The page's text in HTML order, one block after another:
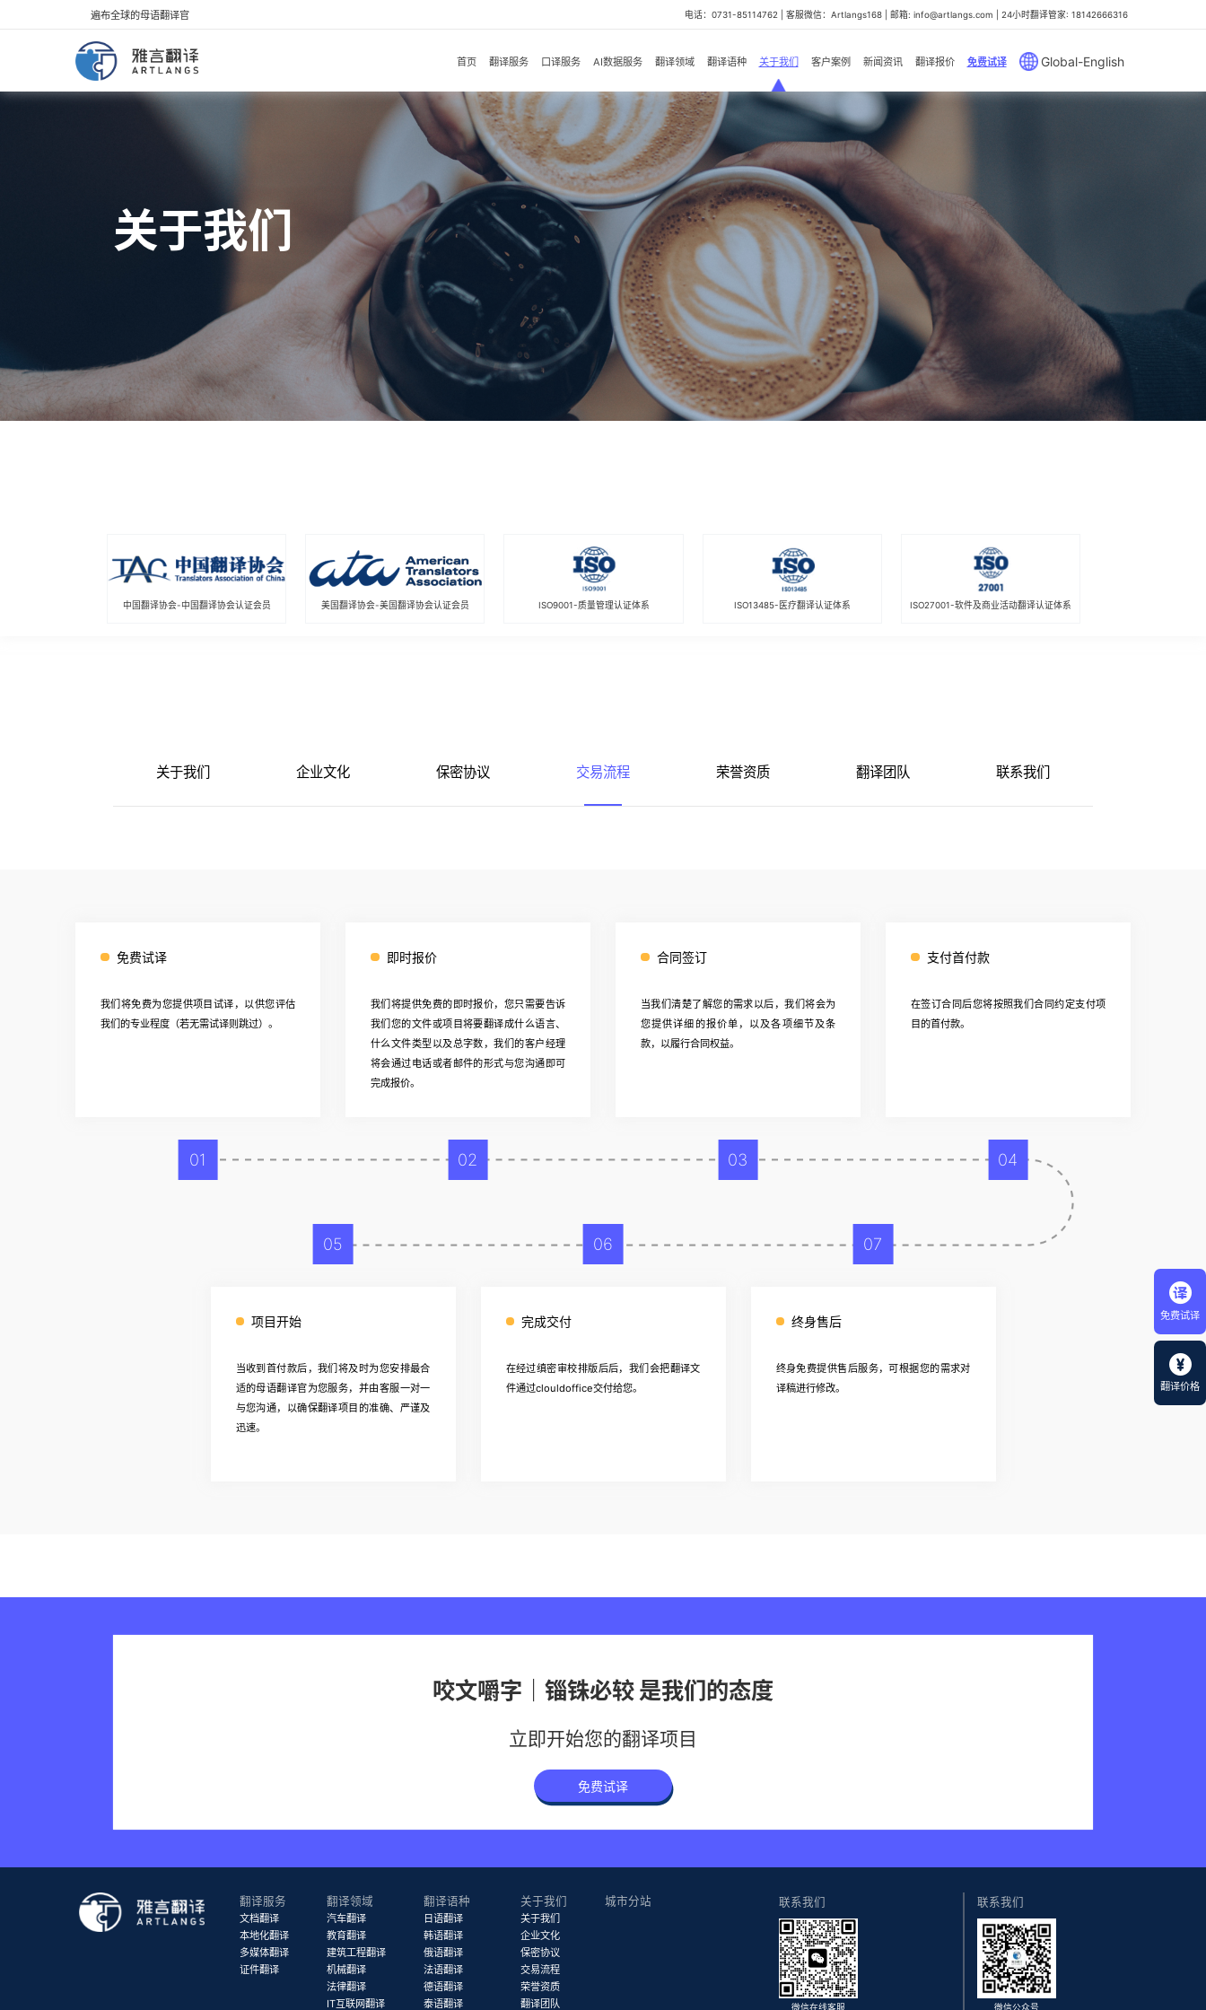
免费试译
翻译价格
遍布全球的母语翻译官 电话：0731-85114762 | 客服微信：Artlangs168 | 邮箱: info@artlangs.com | 24小时翻译管家: 18142666316
首页 翻译服务 口译服务 AI数据服务 翻译领域 翻译语种 关于我们 客户案例 新闻资讯 翻译报价 免费试译 Global-English
关于我们
中国翻译协会-中国翻译协会认证会员 美国翻译协会-美国翻译协会认证会员 ISO9001-质量管理认证体系 ISO13485-医疗翻译认证体系 ISO27001-软件及商业活动翻译认证体系
关于我们 企业文化 保密协议 交易流程 荣誉资质 翻译团队 联系我们
免费试译
我们将免费为您提供项目试译，以供您评估
我们的专业程度（若无需试译则跳过）。
01
即时报价
我们将提供免费的即时报价，您只需要告诉
我们您的文件或项目将要翻译成什么语言、
什么文件类型以及总字数，我们的客户经理
将会通过电话或者邮件的形式与您沟通即可
完成报价。
02
合同签订
当我们清楚了解您的需求以后，我们将会为
您提供详细的报价单，以及各项细节及条
款，以履行合同权益。
03
支付首付款
在签订合同后您将按照我们合同约定支付项
目的首付款。
04
项目开始
当收到首付款后，我们将及时为您安排最合
适的母语翻译官为您服务，并由客服一对一
与您沟通，以确保翻译项目的准确、严谨及
迅速。
05
完成交付
在经过缜密审校排版后后，我们会把翻译文
件通过clouldoffice交付给您。
06
终身售后
终身免费提供售后服务，可根据您的需求对
译稿进行修改。
07
咬文嚼字｜锱铢必较 是我们的态度
立即开始您的翻译项目
免费试译
翻译服务
文档翻译
本地化翻译
多媒体翻译
证件翻译
翻译领域
汽车翻译
教育翻译
建筑工程翻译
机械翻译
法律翻译
IT互联网翻译
翻译语种
日语翻译
韩语翻译
俄语翻译
法语翻译
德语翻译
泰语翻译
关于我们
关于我们
企业文化
保密协议
交易流程
荣誉资质
翻译团队
城市分站 联系我们
微信在线客服
联系我们
微信公众号